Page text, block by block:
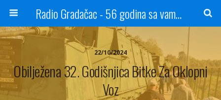
Radio Gradačac - 56 godina sa vama...
22/10/2024
Obilježena 32. Godišnjica Bitke Za Oklopni
Voz